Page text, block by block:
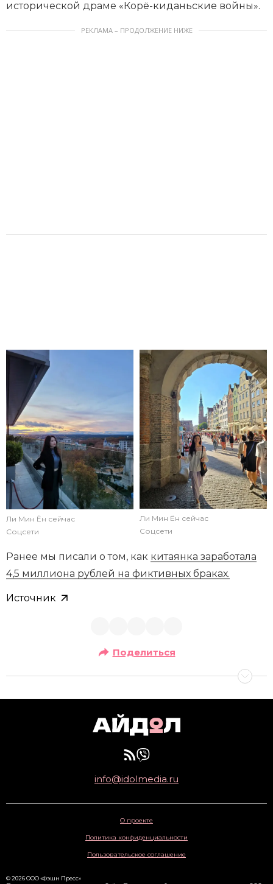
исторической драме «Корё-киданьские войны».
РЕКЛАМА – ПРОДОЛЖЕНИЕ НИЖЕ
Ли Мин Ён сейчас
Соцсети
Ли Мин Ён сейчас
Соцсети
Ранее мы писали о том, как китаянка заработала
4,5 миллиона рублей на фиктивных браках.
Источник
Поделиться
info@idolmedia.ru
О проекте
Политика конфиденциальности
Пользовательское соглашение
© 2026 ООО «Фэшн Пресс»